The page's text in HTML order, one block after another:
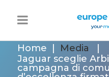
Home Media
Jaguar sceglie
campagna di